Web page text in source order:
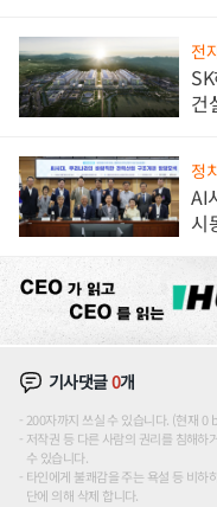
전
건
정
AI
시
기사댓글0개
200자까지 쓰실 수 있습니다. (현재
저작권 등 다른 사람의 권리를 침해하
수 있습니다.
타인에게 불쾌감을 주는 욕설 등 비하
단에 의해 삭제 합니다.